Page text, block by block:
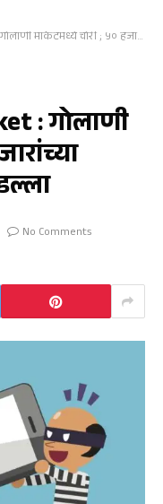
; ५० हजारांच्या मोबाईलवर चोरट्यांचा डल्ला
: गोलाणी
No Comments